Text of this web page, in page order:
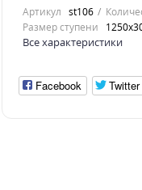
Артикул st106
Размер ступени
Все характеристики
Facebook Twitter